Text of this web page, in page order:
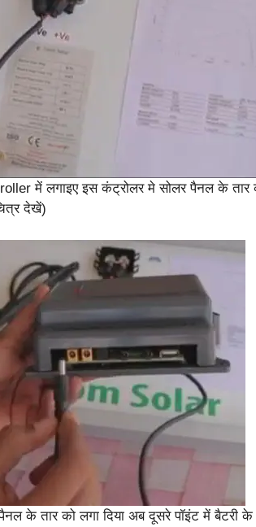
में लगाइए इस कंट्रोलर मे सोलर पैनल के तार
देखें)
के तार को लगा दिया अब दूसरे पॉइंट में बैटरी के